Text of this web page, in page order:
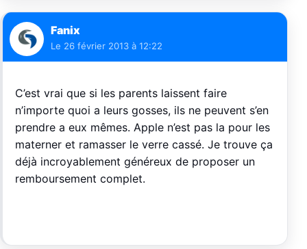
Fanix
Le 26 février 2013 à 12:22
C’est vrai que si les parents laissent faire
n’importe quoi a leurs gosses, ils ne peuvent s’en
prendre a eux mêmes. Apple n’est pas la pour les
materner et ramasser le verre cassé. Je trouve ça
déjà incroyablement généreux de proposer un
remboursement complet.